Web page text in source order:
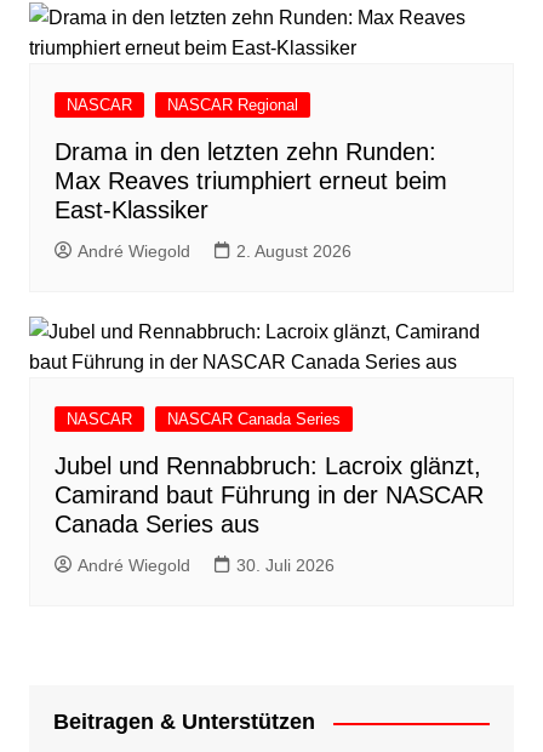
NASCAR NASCAR Regional
Drama in den letzten zehn Runden:
Max Reaves triumphiert erneut beim
East-Klassiker
André Wiegold 2. August 2026
NASCAR NASCAR Canada Series
Jubel und Rennabbruch: Lacroix glänzt,
Camirand baut Führung in der NASCAR
Canada Series aus
André Wiegold 30. Juli 2026
Beitragen & Unterstützen